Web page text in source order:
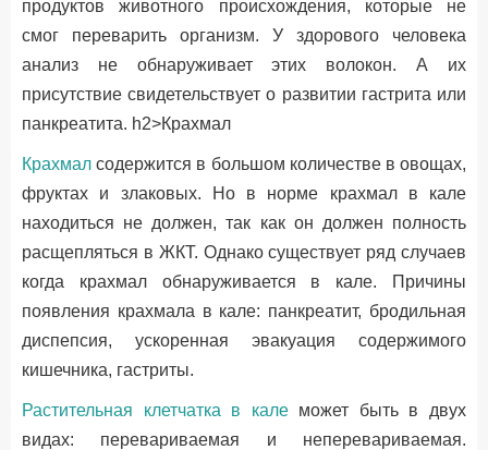
продуктов животного происхождения, которые не
смог переварить организм. У здорового человека
анализ не обнаруживает этих волокон. А их
присутствие свидетельствует о развитии гастрита или
панкреатита. h2>Крахмал
Крахмал содержится в большом количестве в овощах,
фруктах и злаковых. Но в норме крахмал в кале
находиться не должен, так как он должен полность
расщепляться в ЖКТ. Однако существует ряд случаев
когда крахмал обнаруживается в кале. Причины
появления крахмала в кале: панкреатит, бродильная
диспепсия, ускоренная эвакуация содержимого
кишечника, гастриты.
Растительная клетчатка в калеможет быть в двух
видах: перевариваемая и неперевариваемая.